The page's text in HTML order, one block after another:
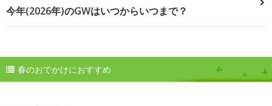
今年(2026年)のGWはいつからいつまで？
春のおでかけにおすすめ